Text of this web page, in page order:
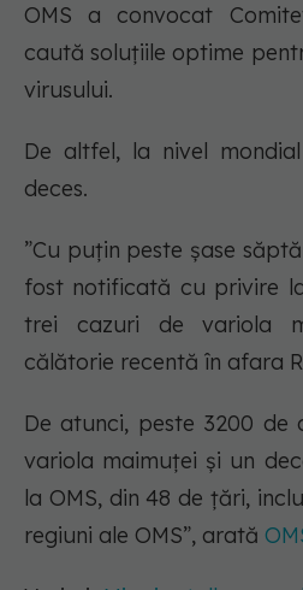
OMS a convocat
caută soluțiile optime
virusului.
De altfel, la nivel
deces.
”Cu puțin peste șase
fost notificată cu privire
trei cazuri de variola
călătorie recentă în afara
De atunci, peste 3200 de
variola maimuței și un
la OMS, din 48 de țări,
regiuni ale OMS”, arată